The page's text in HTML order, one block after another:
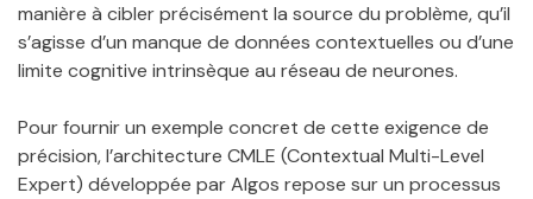
manière à cibler précisément la source du problème, qu’il
s’agisse d’un manque de données contextuelles ou d’une
limite cognitive intrinsèque au réseau de neurones.
Pour fournir un exemple concret de cette exigence de
précision, l’architecture CMLE (Contextual Multi-Level
Expert) développée par Algos repose sur un processus